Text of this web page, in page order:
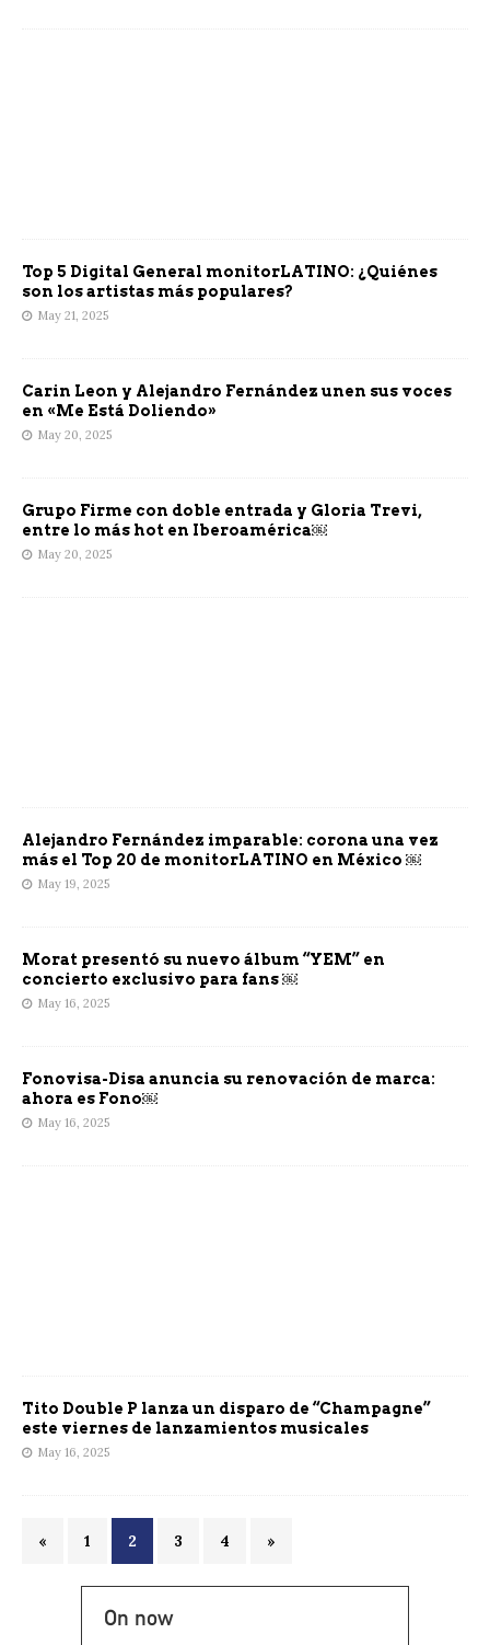
Top 5 Digital General monitorLATINO: ¿Quiénes
son los artistas más populares?
May 21, 2025
Carin Leon y Alejandro Fernández unen sus voces
en «Me Está Doliendo»
May 20, 2025
Grupo Firme con doble entrada y Gloria Trevi,
entre lo más hot en Iberoamérica￼
May 20, 2025
Alejandro Fernández imparable: corona una vez
más el Top 20 de monitorLATINO en México ￼
May 19, 2025
Morat presentó su nuevo álbum “YEM” en
concierto exclusivo para fans ￼
May 16, 2025
Fonovisa-Disa anuncia su renovación de marca:
ahora es Fono￼
May 16, 2025
Tito Double P lanza un disparo de “Champagne”
este viernes de lanzamientos musicales
May 16, 2025
« 1 2 3 4 »
On now